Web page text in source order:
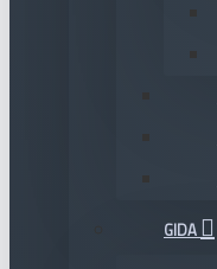
GIDA